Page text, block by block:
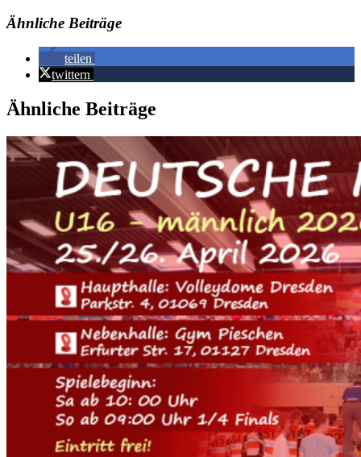
Ähnliche Beiträge
teilen
twittern
Ähnliche Beiträge